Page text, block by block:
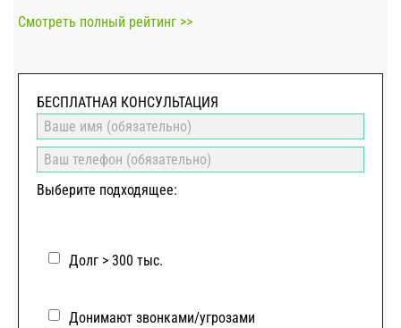
Смотреть полный рейтинг >>
БЕСПЛАТНАЯ КОНСУЛЬТАЦИЯ
Выберите подходящее:
Долг > 300 тыс.
Донимают звонками/угрозами